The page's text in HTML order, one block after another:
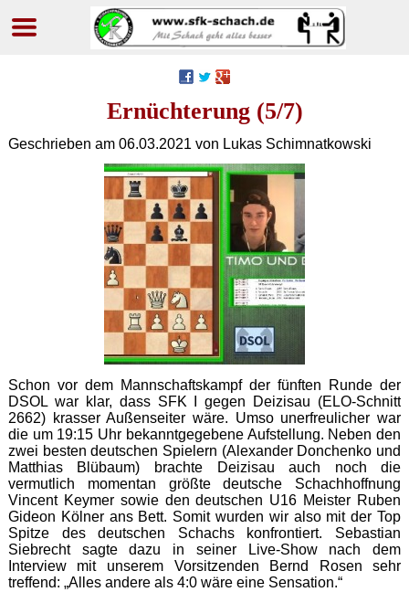
Ernüchterung (5/7)
Geschrieben am 06.03.2021 von Lukas Schimnatkowski
Schon vor dem Mannschaftskampf der fünften Runde der
DSOL war klar, dass SFK I gegen Deizisau (ELO-Schnitt
2662) krasser Außenseiter wäre. Umso unerfreulicher war
die um 19:15 Uhr bekanntgegebene Aufstellung. Neben den
zwei besten deutschen Spielern (Alexander Donchenko und
Matthias Blübaum) brachte Deizisau auch noch die
vermutlich momentan größte deutsche Schachhoffnung
Vincent Keymer sowie den deutschen U16 Meister Ruben
Gideon Kölner ans Bett. Somit wurden wir also mit der Top
Spitze des deutschen Schachs konfrontiert. Sebastian
Siebrecht sagte dazu in seiner Live-Show nach dem
Interview mit unserem Vorsitzenden Bernd Rosen sehr
treffend: „Alles andere als 4:0 wäre eine Sensation.“